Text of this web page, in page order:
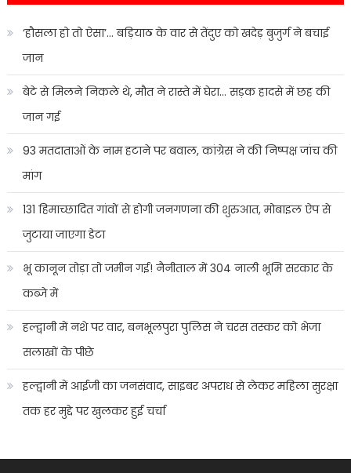
‘हौसला हो तो ऐसा’… बड़ियाठ के वार से तेंदुए को खदेड़ बुजुर्ग ने बचाई
जान
बेटे से मिलने निकले थे, मौत ने रास्ते में घेरा… सड़क हादसे में छह की
जान गई
93 मतदाताओं के नाम हटाने पर बवाल, कांग्रेस ने की निष्पक्ष जांच की
मांग
131 हिमाच्छादित गांवों से होगी जनगणना की शुरुआत, मोबाइल ऐप से
जुटाया जाएगा डेटा
भू कानून तोड़ा तो जमीन गई! नैनीताल में 304 नाली भूमि सरकार के
कब्जे में
हल्द्वानी में नशे पर वार, बनभूलपुरा पुलिस ने चरस तस्कर को भेजा
सलाखों के पीछे
हल्द्वानी में आईजी का जनसंवाद, साइबर अपराध से लेकर महिला सुरक्षा
तक हर मुद्दे पर खुलकर हुई चर्चा